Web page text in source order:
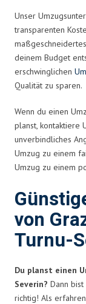
Unser
transparenten
deinem Budget
erschwinglichen
Qualität zu sparen.
Wenn du einen
planst, kontaktiere
unverbindliches
Umzug zu einem
Umzug zu einem
von
Turnu-
Du planst einen
Severin? Dann
richtig! Als